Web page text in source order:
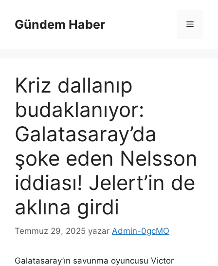
Gündem Haber Menü
Kriz dallanıp
budaklanıyor:
Galatasaray’da
şoke eden Nelsson
iddiası! Jelert’in de
aklına girdi
Temmuz 29, 2025 yazar Admin-0gcMO
Galatasaray’ın savunma oyuncusu Victor